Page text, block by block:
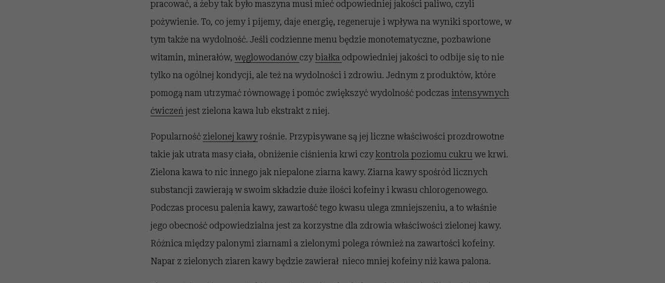
pracować, a żeby tak było maszyna musi mieć odpowiedniej jakości paliwo, czyli
pożywienie. To, co jemy i pijemy, daje energię, regeneruje i wpływa na wyniki sportowe, w
tym także na wydolność. Jeśli codzienne menu będzie monotematyczne, pozbawione
witamin, minerałów, węglowodanów czybiałka odpowiedniej jakości to odbije się to nie
tylko na ogólnej kondycji, ale też na wydolności i zdrowiu. Jednym z produktów, które
pomogą nam utrzymać równowagę i pomóc zwiększyć wydolność podczas intensywnych
ćwiczeń jest zielona kawa lub ekstrakt z niej.
Popularność zielonej kawyrośnie. Przypisywane są jej liczne właściwości prozdrowotne
takie jak utrata masy ciała, obniżenie ciśnienia krwi czykontrola poziomu cukru we krwi.
Zielona kawa to nic innego jak niepalone ziarna kawy. Ziarna kawy spośród licznych
substancji zawierają w swoim składzie duże ilości kofeiny i kwasu chlorogenowego.
Podczas procesu palenia kawy, zawartość tego kwasu ulega zmniejszeniu, a to właśnie
jego obecność odpowiedzialna jest za korzystne dla zdrowia właściwości zielonej kawy.
Różnica między palonymi ziarnami a zielonymi polega również na zawartości kofeiny.
Napar z zielonych ziaren kawy będzie zawierał nieco mniej kofeiny niż kawa palona.